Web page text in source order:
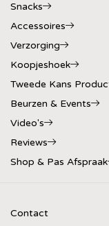
Snacks
Accessoires
Verzorging
Koopjeshoek
Tweede Kans
Beurzen & Events
Video's
Reviews
Shop & Pas Afspraak
Contact